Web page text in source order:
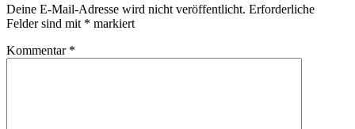
Deine E-Mail-Adresse wird nicht veröffentlicht. Erforderliche
Felder sind mit * markiert
Kommentar *